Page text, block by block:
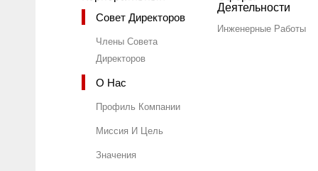
Совет Директоров
Члены Совета
Директоров
О Нас
Профиль Компании
Миссия И Цель
Значения
Деятельности
Инженерные Работы